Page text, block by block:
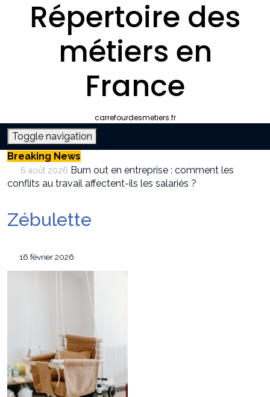
Répertoire des
métiers en
France
carrefourdesmetiers.fr
Toggle navigation
Breaking News
6 août 2026 Burn out en entreprise : comment les
conflits au travail affectent-ils les salariés ?
30 juillet 2026 Quelle plateforme freelance choisir pour
pour apparaître dans les moteurs IA
Stratégies invisibles pour conquérir votre
marché
Faire valoir ses droits à la MDPH pour perte
d’autonomie ou handicap : le guide simple et pratique
Zébulette
16 février 2026